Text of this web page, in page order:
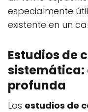
especialmente
existente en un
Estudios de
sistemática:
profunda
Los estudios de